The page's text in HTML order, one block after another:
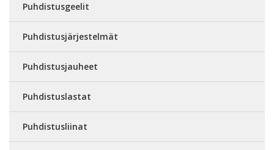
Puhdistusgeelit
Puhdistusjärjestelmät
Puhdistusjauheet
Puhdistuslastat
Puhdistusliinat